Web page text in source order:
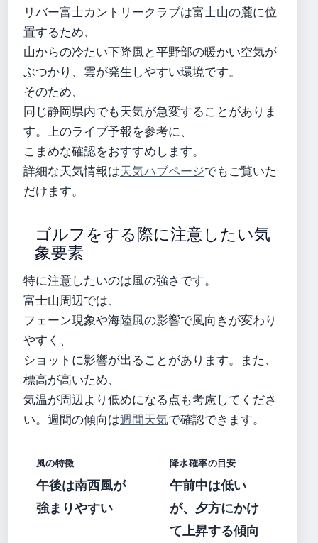
リバー富士カントリークラブは富士山の麓に位
置するため、
山からの冷たい下降風と平野部の暖かい空気が
ぶつかり、雲が発生しやすい環境です。
そのため、
同じ静岡県内でも天気が急変することがありま
す。上のライブ予報を参考に、
こまめな確認をおすすめします。
詳細な天気情報は天気ハブページでもご覧いた
だけます。
ゴルフをする際に注意したい気
象要素
特に注意したいのは風の強さです。
富士山周辺では、
フェーン現象や海陸風の影響で風向きが変わり
やすく、
ショットに影響が出ることがあります。また、
標高が高いため、
気温が周辺より低めになる点も考慮してくださ
い。週間の傾向は週間天気で確認できます。
風の特徴
午後は南西風が
強まりやすい
降水確率の目安
午前中は低い
が、夕方にかけ
て上昇する傾向